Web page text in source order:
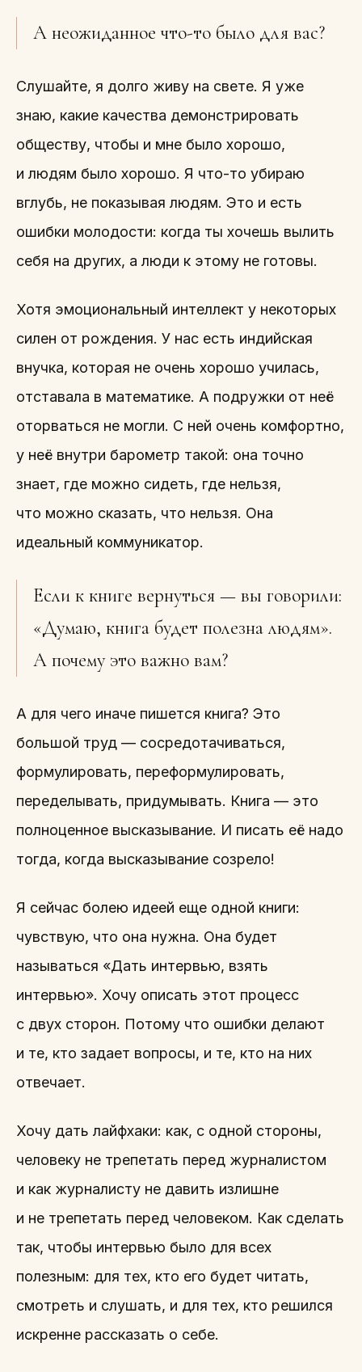
А неожиданное что-то было для вас?
Слушайте, я долго живу на свете. Я уже
знаю, какие качества демонстрировать
обществу, чтобы и мне было хорошо,
и людям было хорошо. Я что-то убираю
вглубь, не показывая людям. Это и есть
ошибки молодости: когда ты хочешь вылить
себя на других, а люди к этому не готовы.
Хотя эмоциональный интеллект у некоторых
силен от рождения. У нас есть индийская
внучка, которая не очень хорошо училась,
отставала в математике. А подружки от неё
оторваться не могли. С ней очень комфортно,
у неё внутри барометр такой: она точно
знает, где можно сидеть, где нельзя,
что можно сказать, что нельзя. Она
идеальный коммуникатор.
Если к книге вернуться — вы говорили:
«Думаю, книга будет полезна людям».
А почему это важно вам?
А для чего иначе пишется книга? Это
большой труд — сосредотачиваться,
формулировать, переформулировать,
переделывать, придумывать. Книга — это
полноценное высказывание. И писать её надо
тогда, когда высказывание созрело!
Я сейчас болею идеей еще одной книги:
чувствую, что она нужна. Она будет
называться «Дать интервью, взять
интервью». Хочу описать этот процесс
с двух сторон. Потому что ошибки делают
и те, кто задает вопросы, и те, кто на них
отвечает.
Хочу дать лайфхаки: как, с одной стороны,
человеку не трепетать перед журналистом
и как журналисту не давить излишне
и не трепетать перед человеком. Как сделать
так, чтобы интервью было для всех
полезным: для тех, кто его будет читать,
смотреть и слушать, и для тех, кто решился
искренне рассказать о себе.